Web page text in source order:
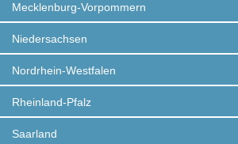
Mecklenburg-Vorpommern
Niedersachsen
Nordrhein-Westfalen
Rheinland-Pfalz
Saarland